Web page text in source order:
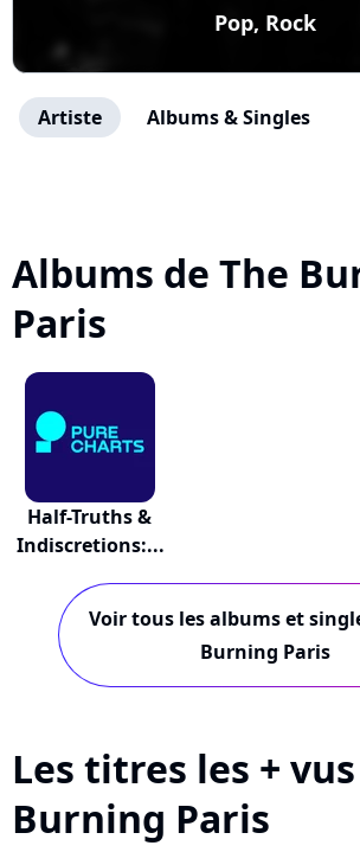
Pop, Rock
Artiste Albums & Singles
Albums de The
Paris
Half-Truths &
Indiscretions:...
Voir tous les albums et
Burning Paris
Les titres les +
Burning Paris